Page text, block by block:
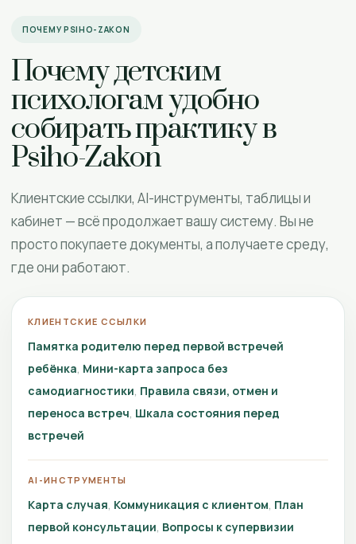
ПОЧЕМУ PSIHO-ZAKON
Почему детским
психологам удобно
собирать практику в
Psiho-Zakon
Клиентские ссылки, AI-инструменты, таблицы и
кабинет — всё продолжает вашу систему. Вы не
просто покупаете документы, а получаете среду,
где они работают.
КЛИЕНТСКИЕ ССЫЛКИ
Памятка родителю перед первой встречей
ребёнка Мини-карта запроса без
самодиагностики Правила связи, отмен и
переноса встреч Шкала состояния перед
встречей
AI-ИНСТРУМЕНТЫ
Карта случая Коммуникация с клиентом План
первой консультации Вопросы к супервизии